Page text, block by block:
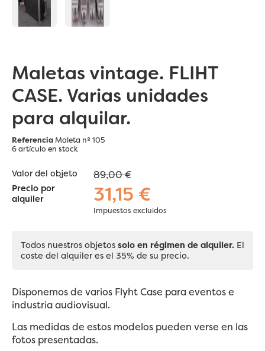
Maletas vintage. FLIHT
CASE. Varias unidades
para alquilar.
ReferenciaMaleta nº 105
6 artículo en stock
Valor del objeto 89,00 €
Precio por
alquiler
31,15 €
Impuestos excluidos
Todos nuestros objetos solo en régimen de alquiler. El
coste del alquiler es el 35% de su precio.
Disponemos de varios Flyht Case para eventos e
industria audiovisual.
Las medidas de estos modelos pueden verse en las
fotos presentadas.